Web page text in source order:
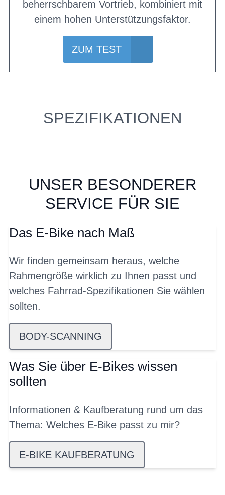
beherrschbarem Vortrieb, kombiniert mit
einem hohen Unterstützungsfaktor.
ZUM TEST
SPEZIFIKATIONEN
UNSER BESONDERER
SERVICE FÜR SIE
Das E-Bike nach Maß
Wir finden gemeinsam heraus, welche
Rahmengröße wirklich zu Ihnen passt und
welches Fahrrad-Spezifikationen Sie wählen
sollten.
BODY-SCANNING
Was Sie über E-Bikes wissen
sollten
Informationen & Kaufberatung rund um das
Thema: Welches E-Bike passt zu mir?
E-BIKE KAUFBERATUNG